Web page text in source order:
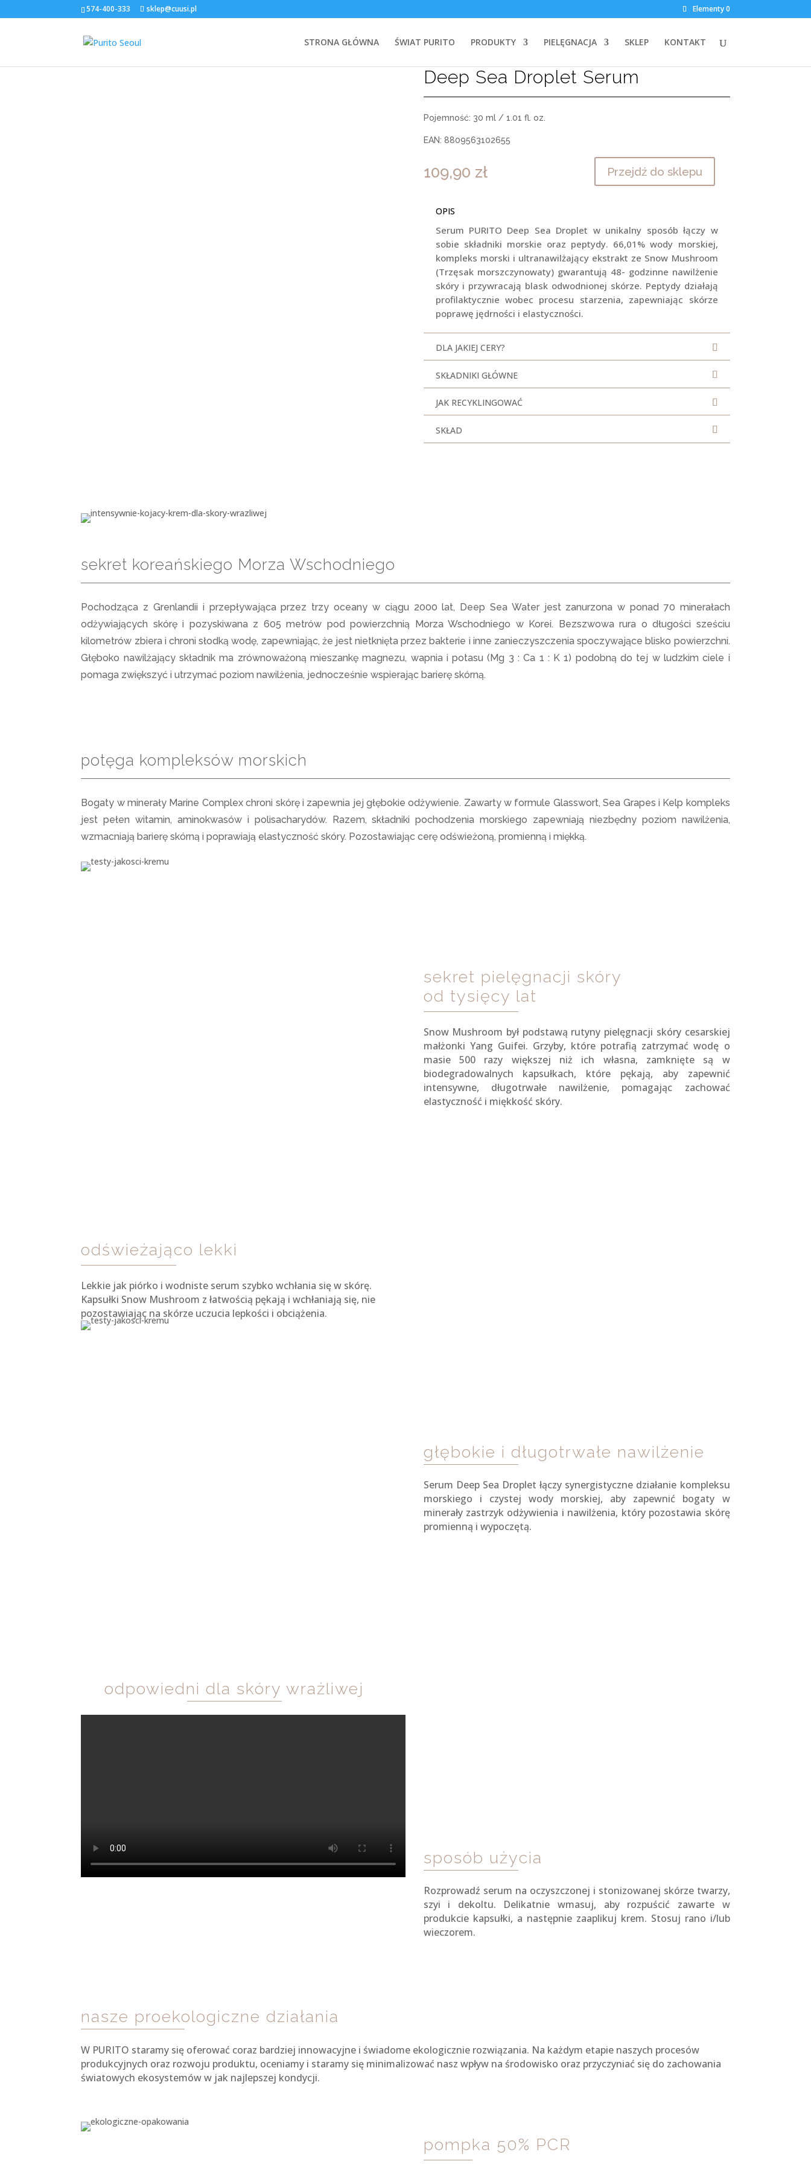
574-400-333 sklep@cuusi.pl Elementy 0
STRONA GŁÓWNA ŚWIAT PURITO PRODUKTY PIELĘGNACJA SKLEP KONTAKT
Strona główna/ / Deep Sea Droplet Serum, Głęboko nawilżające serum z kompleksem morskim i peptydami
Deep Sea Droplet Serum
Pojemność: 30 ml / 1.01 fl. oz.
EAN: 8809563102655
109,90 zł Przejdź do sklepu
OPIS
Serum PURITO Deep Sea Droplet w unikalny sposób łączy w
sobie składniki morskie oraz peptydy. 66,01% wody morskiej,
kompleks morski i ultranawilżający ekstrakt ze Snow Mushroom
(Trzęsak morszczynowaty) gwarantują 48- godzinne nawilżenie
skóry i przywracają blask odwodnionej skórze. Peptydy działają
profilaktycznie wobec procesu starzenia, zapewniając skórze
poprawę jędrności i elastyczności.
DLA JAKIEJ CERY?
SKŁADNIKI GŁÓWNE
JAK RECYKLINGOWAĆ
SKŁAD
sekret koreańskiego Morza Wschodniego
Pochodząca z Grenlandii i przepływająca przez trzy oceany w ciągu 2000 lat, Deep Sea Water jest zanurzona w ponad 70 minerałach
odżywiających skórę i pozyskiwana z 605 metrów pod powierzchnią Morza Wschodniego w Korei. Bezszwowa rura o długości sześciu
kilometrów zbiera i chroni słodką wodę, zapewniając, że jest nietknięta przez bakterie i inne zanieczyszczenia spoczywające blisko powierzchni.
Głęboko nawilżający składnik ma zrównoważoną mieszankę magnezu, wapnia i potasu (Mg 3 : Ca 1 : K 1) podobną do tej w ludzkim ciele i
pomaga zwiększyć i utrzymać poziom nawilżenia, jednocześnie wspierając barierę skórną.
potęga kompleksów morskich
Bogaty w minerały Marine Complex chroni skórę i zapewnia jej głębokie odżywienie. Zawarty w formule Glasswort, Sea Grapes i Kelp kompleks
jest pełen witamin, aminokwasów i polisacharydów. Razem, składniki pochodzenia morskiego zapewniają niezbędny poziom nawilżenia,
wzmacniają barierę skórną i poprawiają elastyczność skóry. Pozostawiając cerę odświeżoną, promienną i miękką.
sekret pielęgnacji skóry
od tysięcy lat
Snow Mushroom był podstawą rutyny pielęgnacji skóry cesarskiej
małżonki Yang Guifei. Grzyby, które potrafią zatrzymać wodę o
masie 500 razy większej niż ich własna, zamknięte są w
biodegradowalnych kapsułkach, które pękają, aby zapewnić
intensywne, długotrwałe nawilżenie, pomagając zachować
elastyczność i miękkość skóry.
odświeżająco lekki
Lekkie jak piórko i wodniste serum szybko wchłania się w skórę.
Kapsułki Snow Mushroom z łatwością pękają i wchłaniają się, nie
pozostawiając na skórze uczucia lepkości i obciążenia.
głębokie i długotrwałe nawilżenie
Serum Deep Sea Droplet łączy synergistyczne działanie kompleksu
morskiego i czystej wody morskiej, aby zapewnić bogaty w
minerały zastrzyk odżywienia i nawilżenia, który pozostawia skórę
promienną i wypoczętą.
odpowiedni dla skóry wrażliwej
sposób użycia
Rozprowadź serum na oczyszczonej i stonizowanej skórze twarzy,
szyi i dekoltu. Delikatnie wmasuj, aby rozpuścić zawarte w
produkcie kapsułki, a następnie zaaplikuj krem. Stosuj rano i/lub
wieczorem.
nasze proekologiczne działania
W PURITO staramy się oferować coraz bardziej innowacyjne i świadome ekologicznie rozwiązania. Na każdym etapie naszych procesów
produkcyjnych oraz rozwoju produktu, oceniamy i staramy się minimalizować nasz wpływ na środowisko oraz przyczyniać się do zachowania
światowych ekosystemów w jak najlepszej kondycji.
pompka 50% PCR